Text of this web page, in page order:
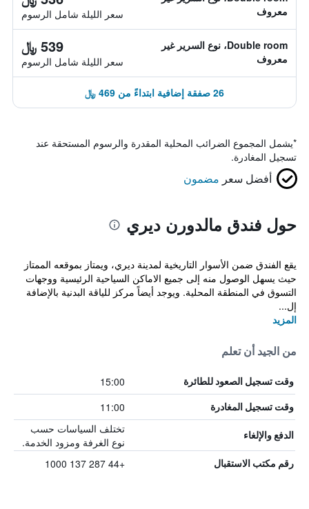
معروف
سعر الليلة شامل الرسوم
Double room، نوع السرير غير
معروف
539 ﷼
سعر الليلة شامل الرسوم
26 صفقة إضافية ابتداءً من 469 ﷼
*يشمل المجموع الضرائب المحلية المقدرة والرسوم المستحقة عند
تسجيل المغادرة.
أفضل سعر مضمون
حول فندق مالدورن ديري
يقع الفندق ضمن الأسوار التاريخية لمدينة ديري، ويمتاز بموقعه الممتاز
حيث يسهل الوصول منه إلى جميع الاماكن السياحية الرئيسية ووجهات
التسوق في المنطقة المحلية. ويوجد أيضاً مركز للياقة البدنية بالإضافة
إل...
المزيد
من الجيد أن تعلم
وقت تسجيل الصعود للطائرة 15:00
وقت تسجيل المغادرة 11:00
الدفع والإلغاء
تختلف السياسات حسب
نوع الغرفة ومزود الخدمة.
رقم مكتب الاستقبال +44 287 137 1000